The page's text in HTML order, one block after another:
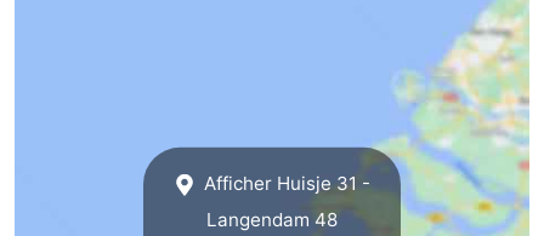
Afficher Huisje 31 -
Langendam 48